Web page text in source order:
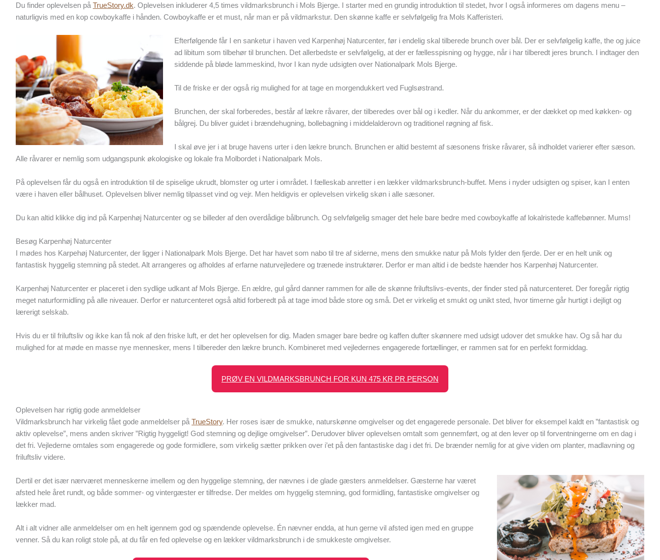
Du finder oplevelsen på TrueStory.dk. Oplevelsen inkluderer 4,5 times vildmarksbrunch i Mols Bjerge. I starter med en grundig introduktion til stedet, hvor I også informeres om dagens menu –
naturligvis med en kop cowboykaffe i hånden. Cowboykaffe er et must, når man er på vildmarkstur. Den skønne kaffe er selvfølgelig fra Mols Kafferisteri.
Efterfølgende får I en sanketur i haven ved Karpenhøj Naturcenter, før i endelig skal tilberede brunch over bål. Der er selvfølgelig kaffe, the og juice
ad libitum som tilbehør til brunchen. Det allerbedste er selvfølgelig, at der er fællesspisning og hygge, når i har tilberedt jeres brunch. I indtager den
siddende på bløde lammeskind, hvor I kan nyde udsigten over Nationalpark Mols Bjerge.
Til de friske er der også rig mulighed for at tage en morgendukkert ved Fuglsøstrand.
Brunchen, der skal forberedes, består af lækre råvarer, der tilberedes over bål og i kedler. Når du ankommer, er der dækket op med køkken- og
bålgrej. Du bliver guidet i brændehugning, bollebagning i middelalderovn og traditionel røgning af fisk.
I skal øve jer i at bruge havens urter i den lækre brunch. Brunchen er altid bestemt af sæsonens friske råvarer, så indholdet varierer efter sæson.
Alle råvarer er nemlig som udgangspunk økologiske og lokale fra Molbordet i Nationalpark Mols.
På oplevelsen får du også en introduktion til de spiselige ukrudt, blomster og urter i området. I fælleskab anretter i en lækker vildmarksbrunch-buffet. Mens i nyder udsigten og spiser, kan I enten
være i haven eller bålhuset. Oplevelsen bliver nemlig tilpasset vind og vejr. Men heldigvis er oplevelsen virkelig skøn i alle sæsoner.
Du kan altid klikke dig ind på Karpenhøj Naturcenter og se billeder af den overdådige bålbrunch. Og selvfølgelig smager det hele bare bedre med cowboykaffe af lokalristede kaffebønner. Mums!
Besøg Karpenhøj Naturcenter
I mødes hos Karpehøj Naturcenter, der ligger i Nationalpark Mols Bjerge. Det har havet som nabo til tre af siderne, mens den smukke natur på Mols fylder den fjerde. Der er en helt unik og
fantastisk hyggelig stemning på stedet. Alt arrangeres og afholdes af erfarne naturvejledere og trænede instruktører. Derfor er man altid i de bedste hænder hos Karpenhøj Naturcenter.
Karpenhøj Naturcenter er placeret i den sydlige udkant af Mols Bjerge. En ældre, gul gård danner rammen for alle de skønne friluftslivs-events, der finder sted på naturcenteret. Der foregår rigtig
meget naturformidling på alle niveauer. Derfor er naturcenteret også altid forberedt på at tage imod både store og små. Det er virkelig et smukt og unikt sted, hvor timerne går hurtigt i dejligt og
lærerigt selskab.
Hvis du er til friluftsliv og ikke kan få nok af den friske luft, er det her oplevelsen for dig. Maden smager bare bedre og kaffen dufter skønnere med udsigt udover det smukke hav. Og så har du
mulighed for at møde en masse nye mennesker, mens I tilbereder den lækre brunch. Kombineret med vejledernes engagerede fortællinger, er rammen sat for en perfekt formiddag.
PRØV EN VILDMARKSBRUNCH FOR KUN 475 KR PR PERSON
Oplevelsen har rigtig gode anmeldelser
Vildmarksbrunch har virkelig fået gode anmeldelser på TrueStory. Her roses især de smukke, naturskønne omgivelser og det engagerede personale. Det bliver for eksempel kaldt en ”fantastisk og
aktiv oplevelse”, mens anden skriver ”Rigtig hyggeligt! God stemning og dejlige omgivelser”. Derudover bliver oplevelsen omtalt som gennemført, og at den lever op til forventningerne om en dag i
det fri. Vejlederne omtales som engagerede og gode formidlere, som virkelig sætter prikken over i’et på den fantastiske dag i det fri. De brænder nemlig for at give viden om planter, madlavning og
friluftsliv videre.
Dertil er det især nærværet menneskerne imellem og den hyggelige stemning, der nævnes i de glade gæsters anmeldelser. Gæsterne har været
afsted hele året rundt, og både sommer- og vintergæster er tilfredse. Der meldes om hyggelig stemning, god formidling, fantastiske omgivelser og
lækker mad.
Alt i alt vidner alle anmeldelser om en helt igennem god og spændende oplevelse. Én nævner endda, at hun gerne vil afsted igen med en gruppe
venner. Så du kan roligt stole på, at du får en fed oplevelse og en lækker vildmarksbrunch i de smukkeste omgivelser.